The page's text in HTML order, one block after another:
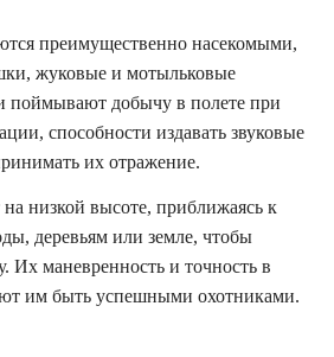
преимущественно насекомыми,
жуковые и мотыльковые
поймывают добычу в полете при
способности издавать звуковые
их отражение.
низкой высоте, приближаясь к
деревьям или земле, чтобы
Их маневренность и точность в
им быть успешными охотниками.